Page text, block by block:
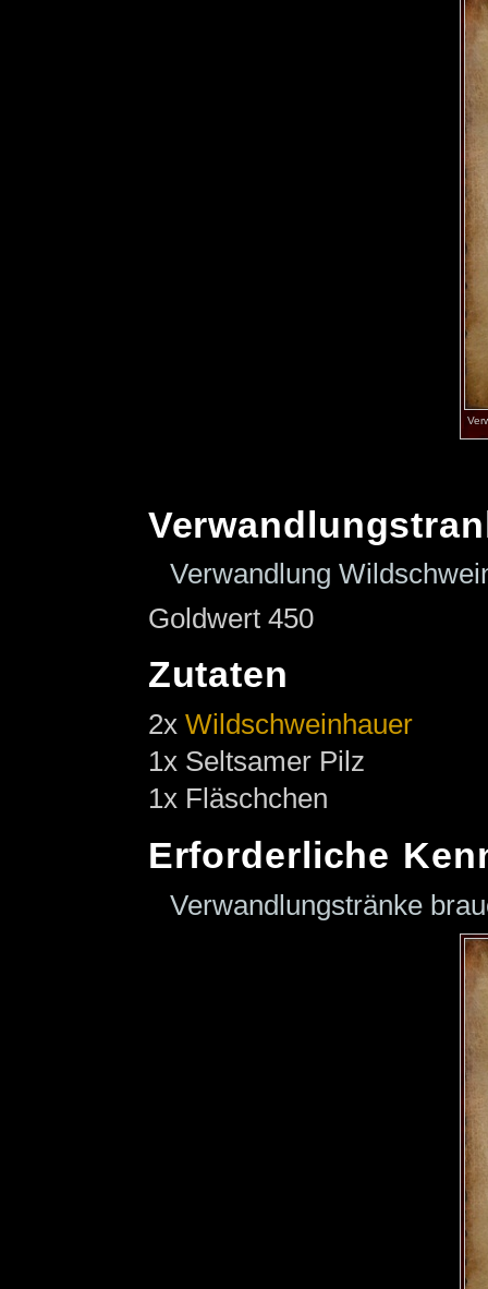
Verwandlung
Goldwert 450
Zutaten
2x Wildschweinhauer
1x Seltsamer Pilz
1x Fläschchen
Erforderliche
Verwandlungstränke